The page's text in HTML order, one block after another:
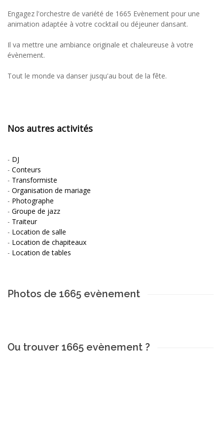
Engagez l'orchestre de variété de 1665 Evènement pour une
animation adaptée à votre cocktail ou déjeuner dansant.
Il va mettre une ambiance originale et chaleureuse à votre
évènement.
Tout le monde va danser jusqu'au bout de la fête.
Nos autres activités
- DJ
- Conteurs
- Transformiste
- Organisation de mariage
- Photographe
- Groupe de jazz
- Traiteur
- Location de salle
- Location de chapiteaux
- Location de tables
Photos de 1665 evènement
Ou trouver 1665 evènement ?